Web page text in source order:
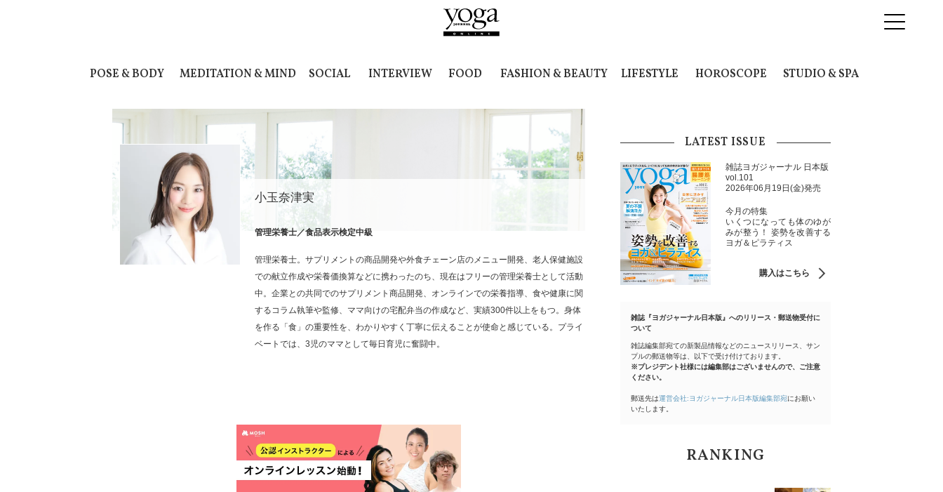
POSE & BODY MEDITATION & MIND SOCIAL INTERVIEW FOOD FASHION & BEAUTY LIFESTYLE HOROSCOPE STUDIO & SPA
小玉奈津実
管理栄養士／食品表示検定中級
管理栄養士。サプリメントの商品開発や外食チェーン店のメニュー開発、老人保健施設
での献立作成や栄養価換算などに携わったのち、現在はフリーの管理栄養士として活動
中。企業との共同でのサプリメント商品開発、オンラインでの栄養指導、食や健康に関
するコラム執筆や監修、ママ向けの宅配弁当の作成など、実績300件以上をもつ。身体
を作る「食」の重要性を、わかりやすく丁寧に伝えることが使命と感じている。プライ
ベートでは、3児のママとして毎日育児に奮闘中。
LATEST ISSUE
雑誌ヨガジャーナル 日本版
vol.101
2026年06月19日(金)発売
今月の特集
いくつになっても体のゆが
みが整う！ 姿勢を改善する
ヨガ＆ピラティス
購入はこちら
雑誌『ヨガジャーナル日本版』へのリリース・郵送物受付に
ついて
雑誌編集部宛ての新製品情報などのニュースリリース、サン
プルの郵送物等は、以下で受け付けております。
※プレジデント社様には編集部はございませんので、ご注意
ください。
郵送先は運営会社:ヨガジャーナル日本版編集部宛にお願い
いたします。
RANKING